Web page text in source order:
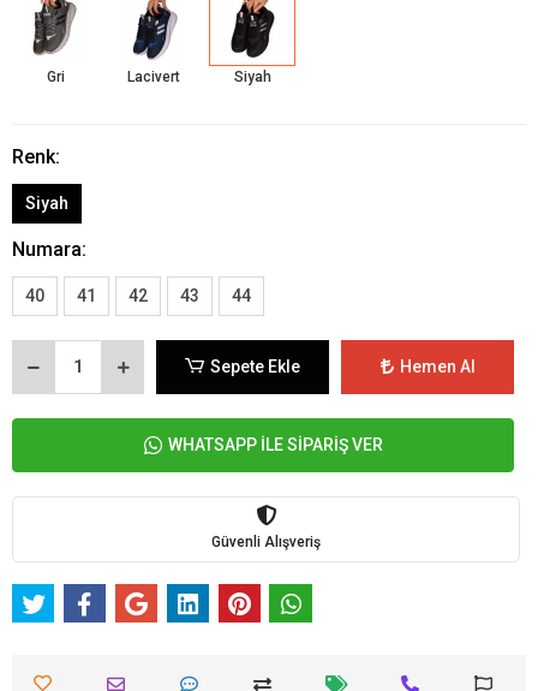
Gri Lacivert Siyah
Renk:
Siyah
Numara:
40 41 42 43 44
Sepete Ekle Hemen Al
WHATSAPP İLE SİPARİŞ VER
Güvenli Alışveriş